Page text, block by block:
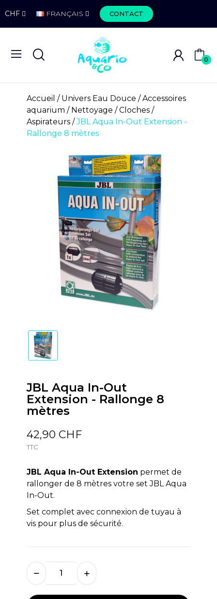
CHF FRANÇAIS CONTACT
0
Accueil Univers Eau Douce
Accessoires
aquarium
Nettoyage
Cloches /
Aspirateurs
JBL Aqua In-Out Extension -
Rallonge 8 mètres
JBL Aqua In-Out
Extension - Rallonge 8
mètres
42,90 CHF
TTC
JBL Aqua In-Out Extension permet de
rallonger de 8 mètres votre set JBL Aqua
In-Out.
Set complet avec connexion de tuyau à
vis pour plus de sécurité.